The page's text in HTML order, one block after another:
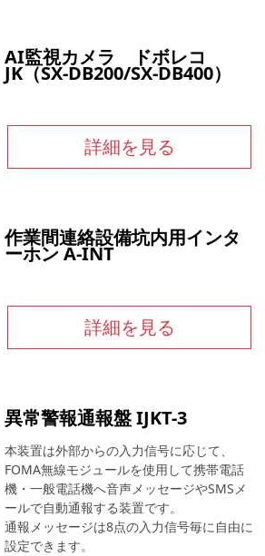
AI監視カメラ ドボレコ
JK（SX-DB200/SX-DB400）
詳細を見る
作業間連絡設備坑内用インタ
ーホン A-INT
詳細を見る
異常警報通報盤 IJKT-3
本装置は外部からの入力信号に応じて、
FOMA無線モジュールを使用して携帯電話
機・一般電話機へ音声メッセージやSMSメ
ールで自動通報する装置です。
通報メッセージは8点の入力信号毎に自由に
設定できます。